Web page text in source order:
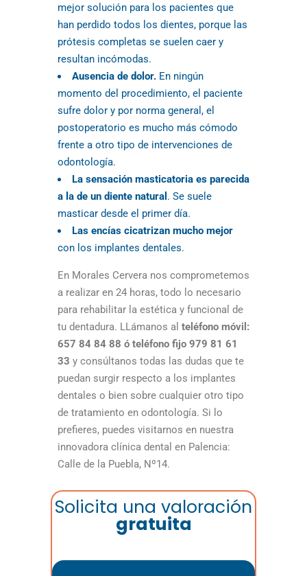
mejor solución para los pacientes que
han perdido todos los dientes, porque las
prótesis completas se suelen caer y
resultan incómodas.
Ausencia de dolor. En ningún
momento del procedimiento, el paciente
sufre dolor y por norma general, el
postoperatorio es mucho más cómodo
frente a otro tipo de intervenciones de
odontología.
La sensación masticatoria es parecida
a la de un diente natural . Se suele
masticar desde el primer día.
Las encías cicatrizan mucho mejor
con los implantes dentales.
En Morales Cervera nos comprometemos
a realizar en 24 horas, todo lo necesario
para rehabilitar la estética y funcional de
tu dentadura. LLámanos al teléfono móvil:
657 84 84 88 ó teléfono fijo 979 81 61
33 y consúltanos todas las dudas que te
puedan surgir respecto a los implantes
dentales o bien sobre cualquier otro tipo
de tratamiento en odontología. Si lo
prefieres, puedes visitarnos en nuestra
innovadora clínica dental en Palencia:
Calle de la Puebla, Nº14.
Solicita una valoración
gratuita